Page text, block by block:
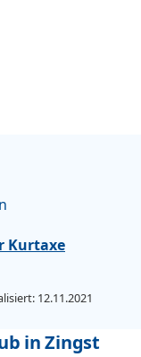
Kurtaxe
12.11.2021
in Zingst